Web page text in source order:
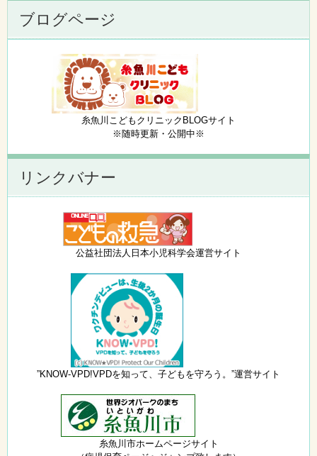
ブログページ
糸魚川こどもクリニックBLOGサイト
※随時更新・公開中※
リンクバナー
公益社団法人日本小児科学会運営サイト
”KNOW-VPD!VPDを知って、子どもを守ろう。”運営サイト
糸魚川市ホームページサイト